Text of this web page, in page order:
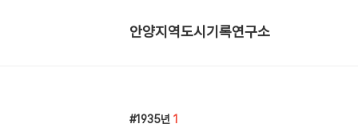
안양지역도시기록연구소
1935년 1